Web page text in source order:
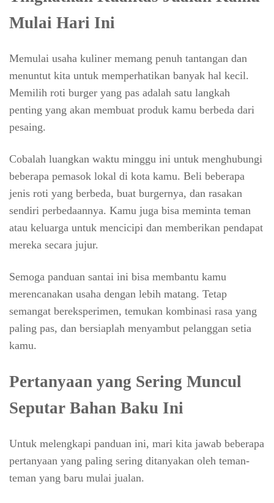
Mulai Hari Ini
Memulai usaha kuliner memang penuh tantangan dan
menuntut kita untuk memperhatikan banyak hal kecil.
Memilih roti burger yang pas adalah satu langkah
penting yang akan membuat produk kamu berbeda dari
pesaing.
Cobalah luangkan waktu minggu ini untuk menghubungi
beberapa pemasok lokal di kota kamu. Beli beberapa
jenis roti yang berbeda, buat burgernya, dan rasakan
sendiri perbedaannya. Kamu juga bisa meminta teman
atau keluarga untuk mencicipi dan memberikan pendapat
mereka secara jujur.
Semoga panduan santai ini bisa membantu kamu
merencanakan usaha dengan lebih matang. Tetap
semangat bereksperimen, temukan kombinasi rasa yang
paling pas, dan bersiaplah menyambut pelanggan setia
kamu.
Pertanyaan yang Sering Muncul
Seputar Bahan Baku Ini
Untuk melengkapi panduan ini, mari kita jawab beberapa
pertanyaan yang paling sering ditanyakan oleh teman-
teman yang baru mulai jualan.